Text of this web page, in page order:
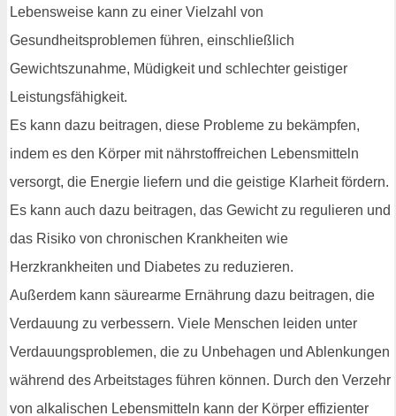
Lebensweise kann zu einer Vielzahl von
Gesundheitsproblemen führen, einschließlich
Gewichtszunahme, Müdigkeit und schlechter geistiger
Leistungsfähigkeit.
Es kann dazu beitragen, diese Probleme zu bekämpfen,
indem es den Körper mit nährstoffreichen Lebensmitteln
versorgt, die Energie liefern und die geistige Klarheit fördern.
Es kann auch dazu beitragen, das Gewicht zu regulieren und
das Risiko von chronischen Krankheiten wie
Herzkrankheiten und Diabetes zu reduzieren.
Außerdem kann säurearme Ernährung dazu beitragen, die
Verdauung zu verbessern. Viele Menschen leiden unter
Verdauungsproblemen, die zu Unbehagen und Ablenkungen
während des Arbeitstages führen können. Durch den Verzehr
von alkalischen Lebensmitteln kann der Körper effizienter